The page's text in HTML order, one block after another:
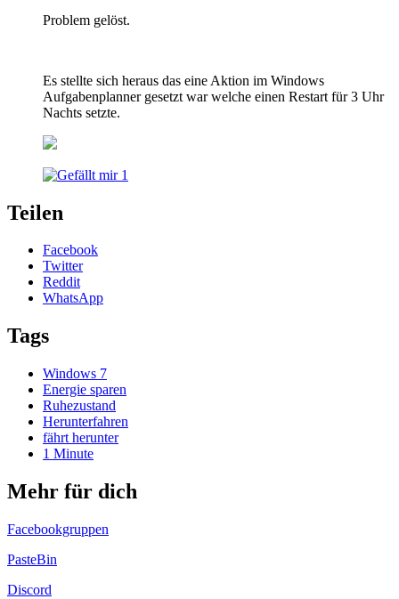
Problem gelöst.
Es stellte sich heraus das eine Aktion im Windows
Aufgabenplanner gesetzt war welche einen Restart für 3 Uhr
Nachts setzte.
1
Teilen
Facebook
Twitter
Reddit
WhatsApp
Tags
Windows 7
Energie sparen
Ruhezustand
Herunterfahren
fährt herunter
1 Minute
Mehr für dich
Facebookgruppen
PasteBin
Discord